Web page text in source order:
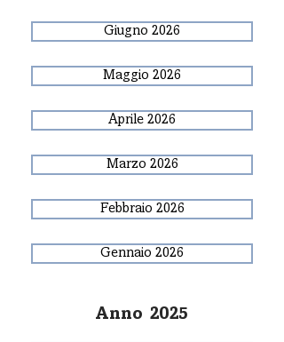
Giugno 2026
Maggio 2026
Aprile 2026
Marzo 2026
Febbraio 2026
Gennaio 2026
Anno 2025